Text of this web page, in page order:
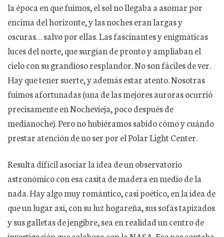
la época en que fuimos, el sol no llegaba a asomar por
encima del horizonte, y las noches eran largas y
oscuras… salvo por ellas. Las fascinantes y enigmáticas
luces del norte, que surgían de pronto y ampliaban el
cielo con su grandioso resplandor. No son fáciles de ver.
Hay que tener suerte, y además estar atento. Nosotras
fuimos afortunadas (una de las mejores auroras ocurrió
precisamente en Nochevieja, poco después de
medianoche). Pero no hubiéramos sabido cómo y cuándo
prestar atención de no ser por el Polar Light Center.
Resulta difícil asociar la idea de un observatorio
astronómico con esa casita de madera en medio de la
nada. Hay algo muy romántico, casi poético, en la idea de
que un lugar así, con su luz hogareña, sus sofás tapizados
y sus galletas de jengibre, sea en realidad un centro de